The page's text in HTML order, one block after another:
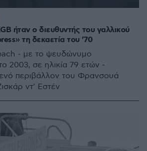
ήταν ο διευθυντής του γαλλικού
τη δεκαετία του '70
- με το ψευδώνυμο
2003, σε ηλικία 79 ετών -
περιβάλλον του Φρανσουά
ντ' Εστέν